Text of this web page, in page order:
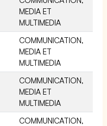
MEDIA ET
MULTIMEDIA
COMMUNICATION,
MEDIA ET
MULTIMEDIA
COMMUNICATION,
MEDIA ET
MULTIMEDIA
COMMUNICATION,